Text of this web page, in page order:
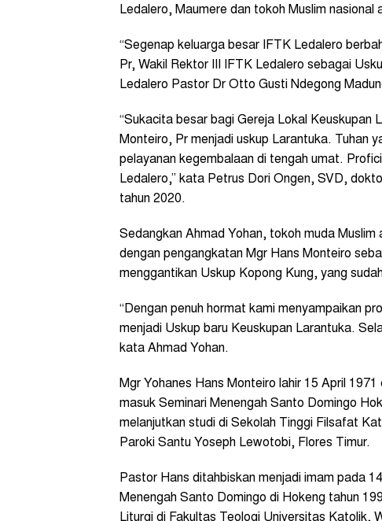
Ledalero, Maumere dan tokoh Muslim nasional
“Segenap keluarga besar IFTK Ledalero
Pr, Wakil Rektor III IFTK Ledalero sebagai
Ledalero Pastor Dr Otto Gusti Ndegong
“Sukacita besar bagi Gereja Lokal Keuskupan
Monteiro, Pr menjadi uskup Larantuka. Tuhan
pelayanan kegembalaan di tengah umat.
Ledalero,” kata Petrus Dori Ongen, SVD,
tahun 2020.
Sedangkan Ahmad Yohan, tokoh muda
dengan pengangkatan Mgr Hans Monteiro
menggantikan Uskup Kopong Kung, yang
“Dengan penuh hormat kami menyampaikan
menjadi Uskup baru Keuskupan Larantuka.
kata Ahmad Yohan.
Mgr Yohanes Hans Monteiro lahir 15 April
masuk Seminari Menengah Santo Domingo
melanjutkan studi di Sekolah Tinggi Filsafat
Paroki Santu Yoseph Lewotobi, Flores Timur.
Pastor Hans ditahbiskan menjadi imam pada
Menengah Santo Domingo di Hokeng tahun
Liturgi di Fakultas Teologi Universitas Katolik,